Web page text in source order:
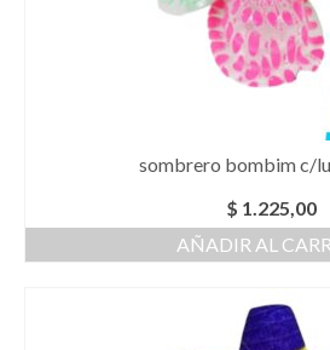
sombrero bombim c/
$ 1.225,00
AÑADIR AL